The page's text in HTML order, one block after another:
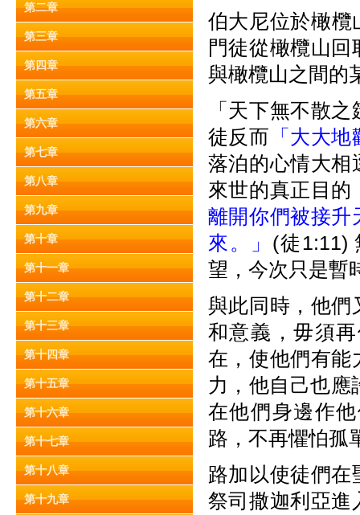
第二章
第三章
第四章
第五章
第六章
第七章
第八章
第九章
第十章
第十一章
第十二章
第十三章
第十四章
第十五章
第十六章
第十七章
第十八章
第十九章
伯大尼位於橄欖
門徒從橄欖山
與橄欖山之間的
「天下無不散
徒反而 「大大
落泊的心情大相
來世的真正目的
離開你們被接升
來。」 (徒1:11)
望，今次只是暫
與此同時，他們
和意義，毋須
在，使他們有能
力，他自己也應
在他們身邊作
路，不再懼怕孤
路加以使徒們在
祭司撒迦利亞進